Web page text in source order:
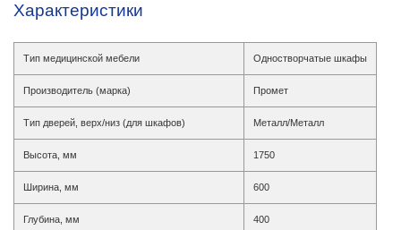
Характеристики
Тип медицинской мебели Одностворчатые шкафы
Производитель (марка) Промет
Тип дверей, верх/низ (для шкафов) Металл/Металл
Высота, мм 1750
Ширина, мм 600
Глубина, мм 400